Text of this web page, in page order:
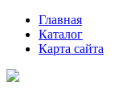
Главная
Каталог
Карта сайта